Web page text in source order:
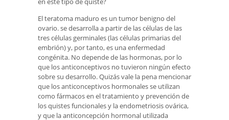
El teratoma maduro es un tumor benigno del
ovario. se desarrolla a partir de las células de las
tres células germinales (las células primarias del
embrión) y, por tanto, es una enfermedad
congénita. No depende de las hormonas, por lo
que los anticonceptivos no tuvieron ningún efecto
sobre su desarrollo. Quizás vale la pena mencionar
que los anticonceptivos hormonales se utilizan
como fármacos en el tratamiento y prevención de
los quistes funcionales y la endometriosis ovárica,
y que la anticoncepción hormonal utilizada